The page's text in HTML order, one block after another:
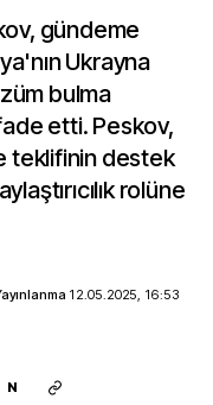
gündeme
Ukrayna
bulma
etti. Peskov,
teklifinin destek
rolüne
12.05.2025, 16:53
N